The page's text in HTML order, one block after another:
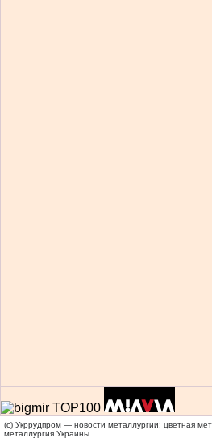
(c) Укррудпром — новости металлургии: цветная
металлургия Украины